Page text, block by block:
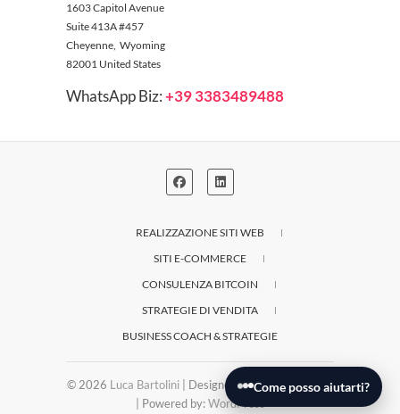
1603 Capitol Avenue
Suite 413A #457
Cheyenne, Wyoming
82001 United States
WhatsApp Biz:+39 3383489488
REALIZZAZIONE SITI WEB
SITI E-COMMERCE
CONSULENZA BITCOIN
STRATEGIE DI VENDITA
BUSINESS COACH & STRATEGIE
© 2026 Luca Bartolini | Designed by:Theme Freesia
| Powered by:WordPress
Come posso aiutarti?